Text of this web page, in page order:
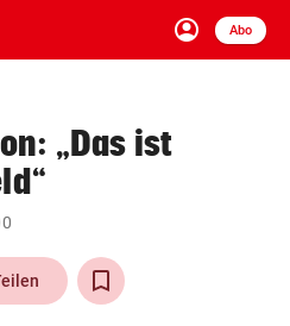
account_circle
Anmelden
Abo
close Schließen
arrow_right
„Das ist